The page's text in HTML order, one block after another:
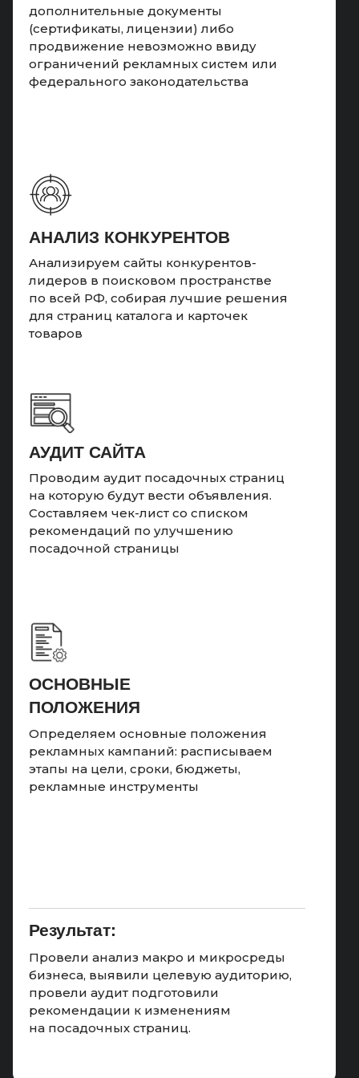
АУДИТ САЙТА
Проводим аудит посадочных страниц
на которую будут вести объявления.
Составляем чек-лист со списком
рекомендаций по улучшению
посадочной страницы
дополнительные документы
(сертификаты, лицензии) либо
продвижение невозможно ввиду
ограничений рекламных систем или
федерального законодательства
ОСНОВНЫЕ
ПОЛОЖЕНИЯ
Определяем основные положения
рекламных кампаний: расписываем
этапы на цели, сроки, бюджеты,
рекламные инструменты
АНАЛИЗ КОНКУРЕНТОВ
Анализируем сайты конкурентов-
лидеров в поисковом пространстве
по всей РФ, собирая лучшие решения
для страниц каталога и карточек
товаров
Результат:
Провели анализ макро и микросреды
бизнеса, выявили целевую аудиторию,
провели аудит подготовили
рекомендации к изменениям
на посадочных страниц.